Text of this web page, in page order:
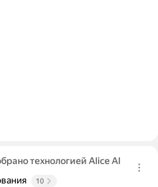
технологией Alice AI
10